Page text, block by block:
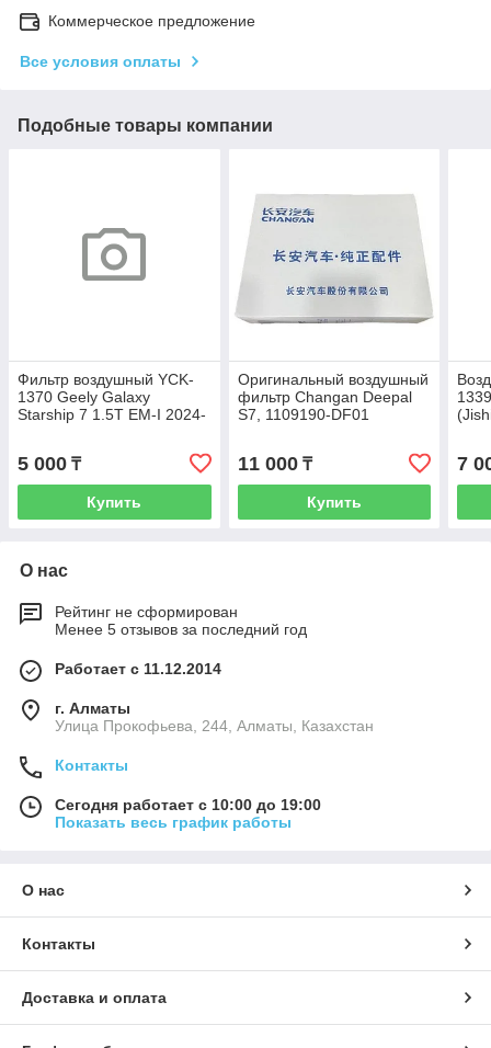
Коммерческое предложение
Все условия оплаты
Подобные товары компании
Фильтр воздушный YCK-
1370 Geely Galaxy
Starship 7 1.5T EM-I 2024-
5 000 ₸
Купить
Оригинальный воздушный
фильтр Changan Deepal
S7, 1109190-DF01
11 000₸
Купить
7
О нас
Рейтинг не сформирован
Менее 5 отзывов за последний год
Работает с 11.12.2014
г. Алматы
​Улица Прокофьева, 244, Алматы, Казахстан
Контакты
Сегодня работает с 10:00 до 19:00
Показать весь график работы
О нас
Контакты
Доставка и оплата